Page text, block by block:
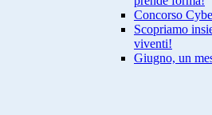
Concorso
Scopriamo
viventi!
Giugno, un